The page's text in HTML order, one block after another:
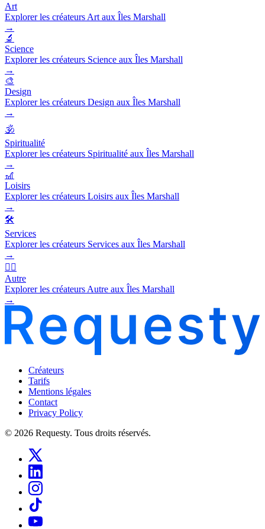
Art
Explorer les créateurs Art aux Îles Marshall
→
🔬
Science
Explorer les créateurs Science aux Îles Marshall
→
🎨
Design
Explorer les créateurs Design aux Îles Marshall
→
🕉️
Spiritualité
Explorer les créateurs Spiritualité aux Îles Marshall
→
🎢
Loisirs
Explorer les créateurs Loisirs aux Îles Marshall
→
🛠️
Services
Explorer les créateurs Services aux Îles Marshall
→
🧜‍♂️
Autre
Explorer les créateurs Autre aux Îles Marshall
→
Créateurs
Tarifs
Mentions légales
Contact
Privacy Policy
© 2026 Requesty. Tous droits réservés.